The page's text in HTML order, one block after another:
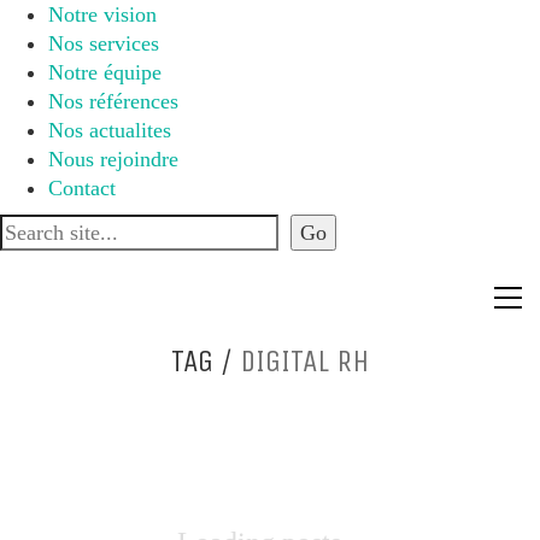
Notre vision
Nos services
Notre équipe
Nos références
Nos actualites
Nous rejoindre
Contact
TAG / DIGITAL RH